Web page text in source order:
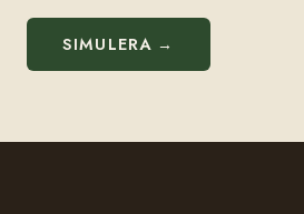
SIMULERA →